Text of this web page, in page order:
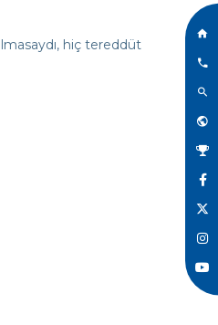
hiç tereddüt